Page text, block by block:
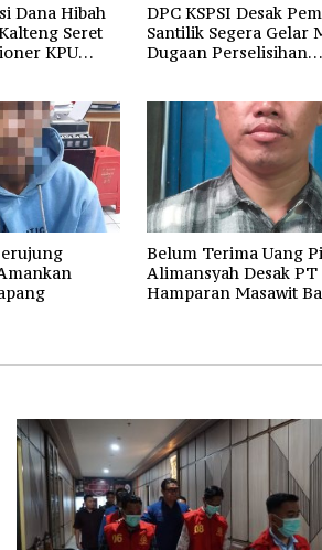
Dana Hibah
Seret
KPU
DPC KSPSI Desak
Santilik Segera Gelar
Dugaan Perselisihan
Belum Terima Uang
Alimansyah Desak PT
Hamparan Masawit